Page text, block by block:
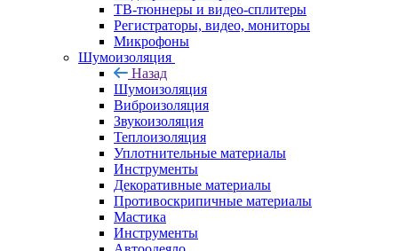
ТВ-тюннеры и видео-сплитеры
Регистраторы, видео, мониторы
Микрофоны
Шумоизоляция
Назад
Шумоизоляция
Виброизоляция
Звукоизоляция
Теплоизоляция
Уплотнительные материалы
Инструменты
Декоративные материалы
Противоскрипичные материалы
Мастика
Инструменты